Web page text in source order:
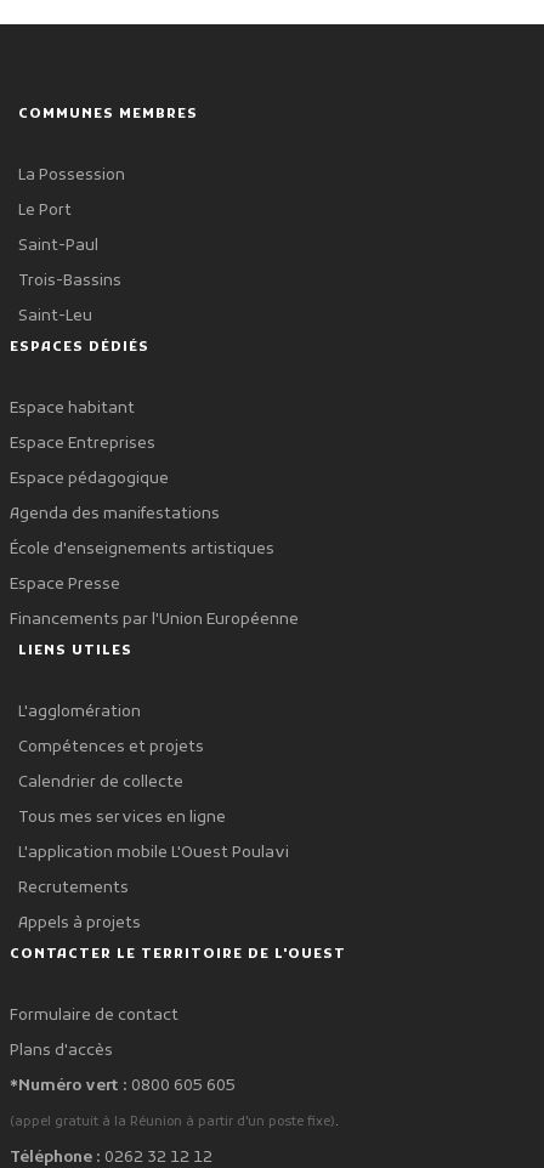
COMMUNES MEMBRES
La Possession
Le Port
Saint-Paul
Trois-Bassins
Saint-Leu
ESPACES DÉDIÉS
Espace habitant
Espace Entreprises
Espace pédagogique
Agenda des manifestations
École d'enseignements artistiques
Espace Presse
Financements par l'Union Européenne
LIENS UTILES
L'agglomération
Compétences et projets
Calendrier de collecte
Tous mes services en ligne
L'application mobile L'Ouest Poulavi
Recrutements
Appels à projets
CONTACTER LE TERRITOIRE DE L'OUEST
Formulaire de contact
Plans d'accès
*Numéro vert : 0800 605 605
(appel gratuit à la Réunion à partir d'un poste fixe).
Téléphone : 0262 32 12 12